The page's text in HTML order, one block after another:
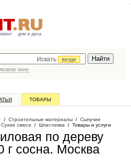
дом и дача
Искать
везде
окно
ТОВАРЫ
/ Строительные материалы / Сыпучие
Сухие смеси / Шпатлевка / Товары и услуги
по дереву
г сосна. Москва